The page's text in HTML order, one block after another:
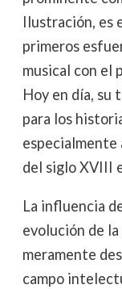
Ilustración, es
primeros
musical con el
Hoy en día, su
para los
especialmente
del siglo XVIII
La influencia
evolución de
meramente
campo